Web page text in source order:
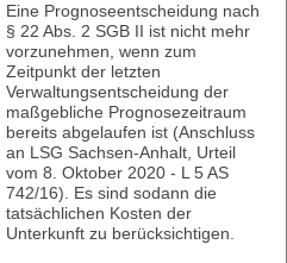
Eine Prognoseentscheidung nach
§ 22 Abs. 2 SGB II ist nicht mehr
vorzunehmen, wenn zum
Zeitpunkt der letzten
Verwaltungsentscheidung der
maßgebliche Prognosezeitraum
bereits abgelaufen ist (Anschluss
an LSG Sachsen-Anhalt, Urteil
vom 8. Oktober 2020 - L 5 AS
742/16). Es sind sodann die
tatsächlichen Kosten der
Unterkunft zu berücksichtigen.